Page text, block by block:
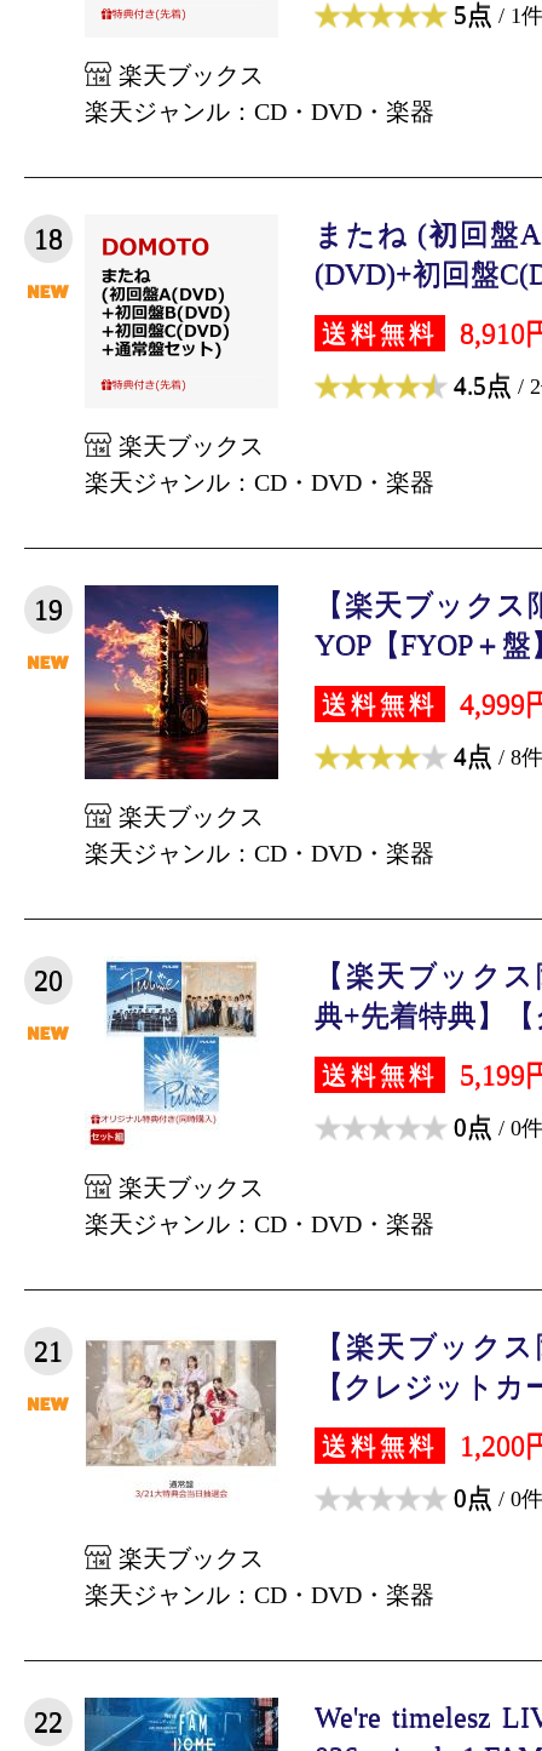
5点 / 1件
楽天ブックス
楽天ジャンル：CD・DVD・楽器
18
またね (初回盤
(DVD)+初回盤
送料無料 8,910
4.5点 /
楽天ブックス
楽天ジャンル：CD・DVD・楽器
19
【楽天ブックス
YOP【FYOP＋
送料無料 4,999
4点 / 8件
楽天ブックス
楽天ジャンル：CD・DVD・楽器
20
【楽天ブック
典+先着特典】
送料無料 5,199
0点 / 0件
楽天ブックス
楽天ジャンル：CD・DVD・楽器
21
【楽天ブック
【クレジットカ
送料無料 1,200
0点 / 0件
楽天ブックス
楽天ジャンル：CD・DVD・楽器
22
We're timelesz